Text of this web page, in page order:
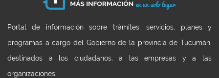
Portal de información sobre trámites, servicios, planes y
programas a cargo del Gobierno de la provincia de Tucumán,
destinados a los ciudadanos, a las empresas y a las
organizaciones.